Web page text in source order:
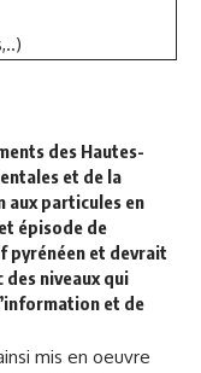
des Hautes-
et de la
aux particules en
épisode de
pyrénéen et devrait
niveaux qui
et de
mis en oeuvre